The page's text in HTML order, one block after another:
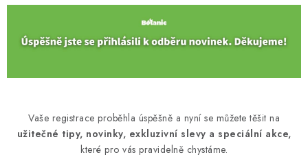
SLEVY, AKCE
MUŽI
Vaše registrace proběhla úspěšně a nyní se můžete těšit na
užitečné tipy, novinky, exkluzivní slevy a speciální akce,
které pro vás pravidelně chystáme.